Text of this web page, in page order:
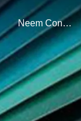
Neem Contact Met Ons Op